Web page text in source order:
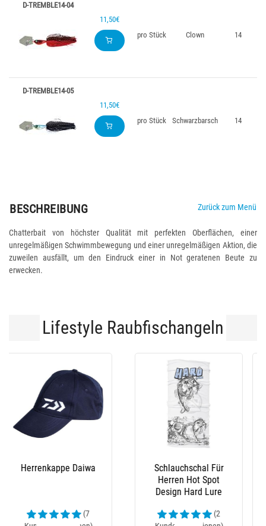
D-TREMBLE14-04
11,50€
pro Stück
Clown 14
D-TREMBLE14-05
11,50€
pro Stück
Schwarzbarsch 14
BESCHREIBUNG Zurück zum Menü
Chatterbait von höchster Qualität mit perfekten Oberflächen, einer
unregelmäßigen Schwimmbewegung und einer unregelmäßigen Aktion, die
zuweilen ausfällt, um den Eindruck einer in Not geratenen Beute zu
erwecken.
Lifestyle Raubfischangeln
Stiefel Le Chameau Latzhose Xm Ocean